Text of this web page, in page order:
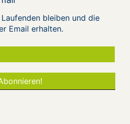
bleiben und die
Email erhalten.